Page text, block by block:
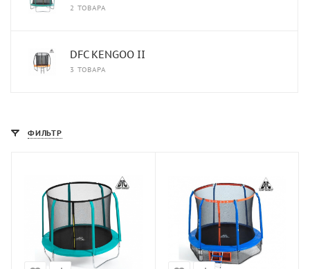
2 ТОВАРА
DFC KENGOO II
3 ТОВАРА
ФИЛЬТР